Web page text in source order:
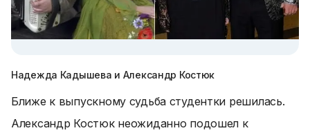
Надежда Кадышева и Александр Костюк
Ближе к выпускному судьба студентки решилась.
Александр Костюк неожиданно подошел к